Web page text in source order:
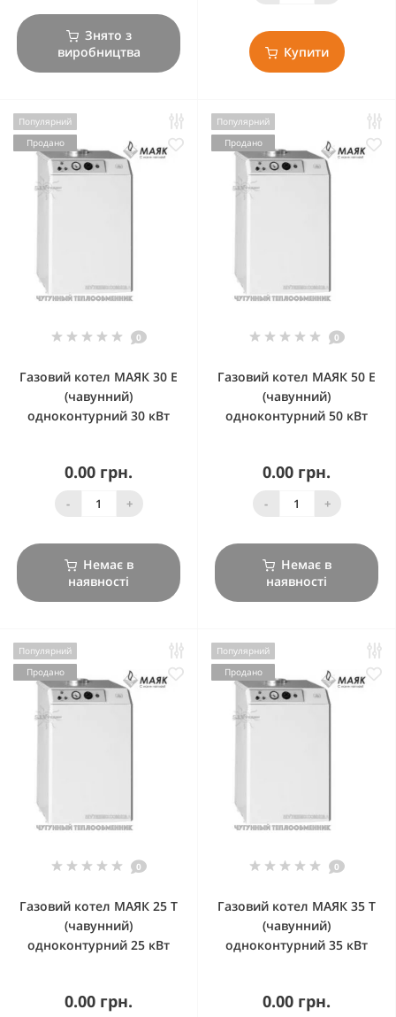
Знято з
виробництва
Купити
Популярний
Продано
0
Газовий котел МАЯК 30 Е
(чавунний)
одноконтурний 30 кВт
0.00 грн.
- +
Немає в
наявності
Популярний
Продано
0
Газовий котел МАЯК 50 Е
(чавунний)
одноконтурний 50 кВт
0.00 грн.
- +
Немає в
наявності
Популярний
Продано
0
Газовий котел МАЯК 25 Т
(чавунний)
одноконтурний 25 кВт
0.00 грн.
Популярний
Продано
0
Газовий котел МАЯК 35 Т
(чавунний)
одноконтурний 35 кВт
0.00 грн.